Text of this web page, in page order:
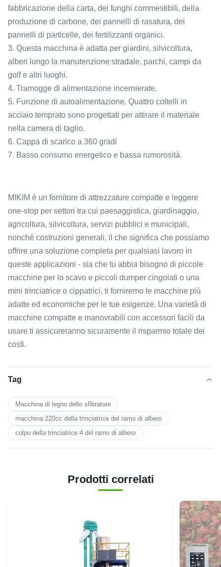
fabbricazione della carta, dei funghi commestibili, della
produzione di carbone, dei pannelli di rasatura, dei
pannelli di particelle, dei fertilizzanti organici.
3. Questa macchina è adatta per giardini, silvicoltura,
alberi lungo la manutenzione stradale, parchi, campi da
golf e altri luoghi.
4. Tramogge di alimentazione incernierate.
5. Funzione di autoalimentazione. Quattro coltelli in
acciaio temprato sono progettati per attirare il materiale
nella camera di taglio.
6. Cappa di scarico a 360 gradi
7. Basso consumo energetico e bassa rumorosità.
MIKIM è un fornitore di attrezzature compatte e leggere
one-stop per settori tra cui paesaggistica, giardinaggio,
agricoltura, silvicoltura, servizi pubblici e municipali,
nonché costruzioni generali, il che significa che possiamo
offrire una soluzione completa per qualsiasi lavoro in
queste applicazioni - sia che tu abbia bisogno di piccole
macchine per lo scavo e piccoli dumper cingolati o una
mini trinciatrice o cippatrici, ti forniremo le macchine più
adatte ed economiche per le tue esigenze. Una varietà di
macchine compatte e manovrabili con accessori facili da
usare ti assicureranno sicuramente il risparmio totale dei
costi.
Tag
Macchina di legno dello sfibratore
macchina 220cc della trinciatrice del ramo di albero
colpo della trinciatrice 4 del ramo di albero
Prodotti correlati